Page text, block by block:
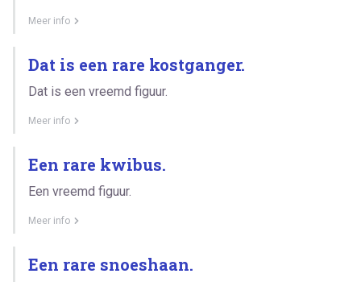
Meer info
Dat is een rare kostganger.
Dat is een vreemd figuur.
Meer info
Een rare kwibus.
Een vreemd figuur.
Meer info
Een rare snoeshaan.